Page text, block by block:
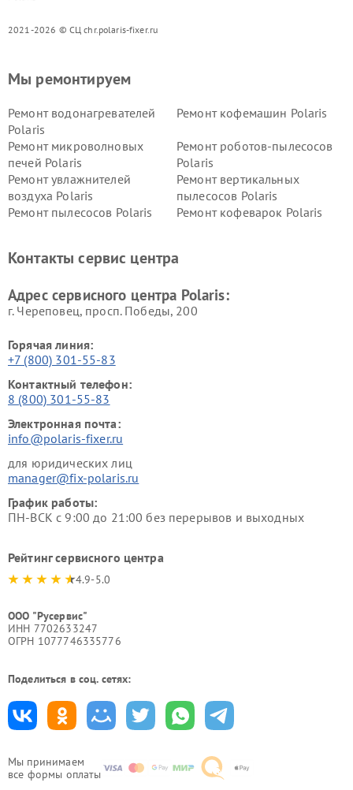
2021-2026 © СЦ chr.polaris-fixer.ru
Мы принимаем
все формы оплаты
Мы ремонтируем
Ремонт водонагревателей
Polaris
Ремонт кофемашин Polaris
Ремонт микроволновых
печей Polaris
Ремонт роботов-пылесосов
Polaris
Ремонт увлажнителей
воздуха Polaris
Ремонт вертикальных
пылесосов Polaris
Ремонт пылесосов Polaris
Ремонт кофеварок Polaris
Контакты сервис центра
Адрес сервисного центра Polaris:
г. Череповец, просп. Победы, 200
Горячая линия:
+7 (800) 301-55-83
Контактный телефон:
8 (800) 301-55-83
Электронная почта:
info@polaris-fixer.ru
для юридических лиц
manager@fix-polaris.ru
График работы:
ПН-ВСК с 9:00 до 21:00 без перерывов и выходных
Рейтинг сервисного центра
4.9-5.0
ООО "Русервис"
ИНН 7702633247
ОГРН 1077746335776
Поделиться в соц. сетях: